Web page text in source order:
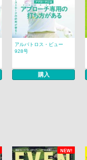
アルバトロス・ビュー
928号
購入
NEW!